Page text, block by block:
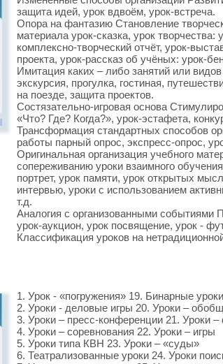
защита идей, урок вдвоём, урок-встреча.
Опора на фантазию Становление
материала урок-сказка, урок творчества:
комплексно-творческий отчёт, урок-
проекта, урок-рассказ об учёных: урок-
Имитация каких – либо занятий или
экскурсия, прогулка, гостиная,
на поезде, защита проектов.
Состязательно-игровая основа
«Что? Где? Когда?», урок-эстафета,
Трансформация стандартных способов
работы парный опрос, экспресс-опрос,
Оригинальная организация учебного
сопереживанию уроки взаимного
портрет, урок памяти, урок открытых
интервью, уроки с использованием
т.д.
Аналогия с организованными
урок-аукцион, урок посвящение, урок -
Классификация уроков на
1. Урок - «погружения» 19. Бинарные уроки
2. Уроки - деловые игры 20. Уроки –
3. Уроки – пресс-конференции 21. Уроки –
4. Уроки – соревнования 22. Уроки – игры
5. Уроки типа КВН 23. Уроки – «суды»
6. Театрализованные уроки 24. Уроки